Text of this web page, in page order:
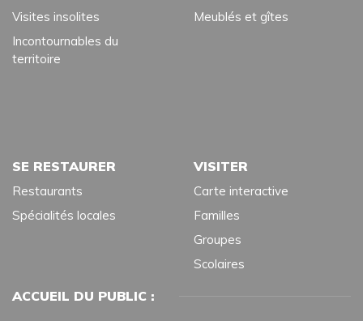
Visites insolites
Incontournables du
territoire
Meublés et gîtes
SE RESTAURER
Restaurants
Spécialités locales
VISITER
Carte interactive
Familles
Groupes
Scolaires
ACCUEIL DU PUBLIC :